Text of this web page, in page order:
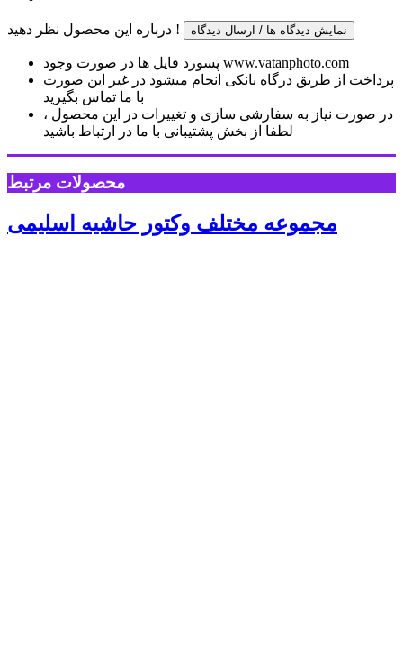
درباره این محصول نظر دهید ! نمایش دیدگاه ها / ارسال دیدگاه
پسورد فایل ها در صورت وجود www.vatanphoto.com
پرداخت از طریق درگاه بانکی انجام میشود در غیر این صورت
با ما تماس بگیرید
در صورت نیاز به سفارشی سازی و تغییرات در این محصول ،
لطفا از بخش پشتیبانی با ما در ارتباط باشید
محصولات مرتبط
مجموعه مختلف وکتور حاشیه اسلیمی